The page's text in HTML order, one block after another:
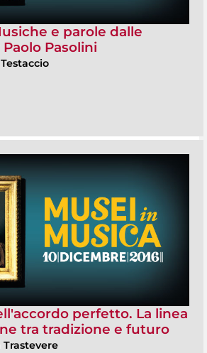
e parole dalle
Pasolini
perfetto. La linea
tra tradizione e futuro
Trastevere